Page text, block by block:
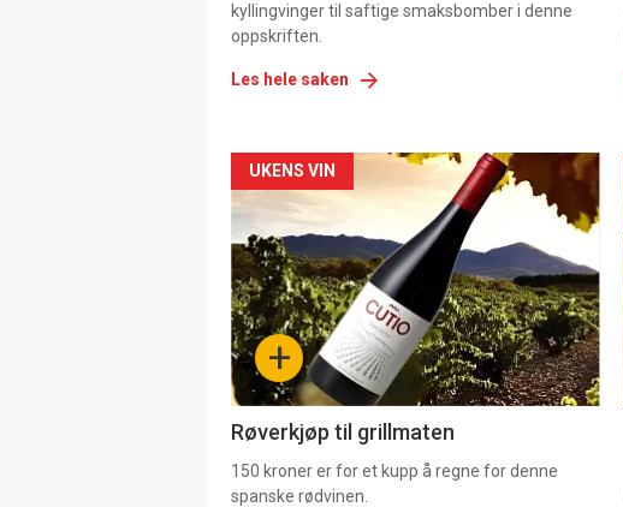
kyllingvinger til saftige smaksbomber i denne
oppskriften.
Les hele saken
Forsiden
akkurat
nå
-
4 +
UKENS VIN
Røverkjøp til grillmaten
150 kroner er for et kupp å regne for denne
spanske rødvinen.